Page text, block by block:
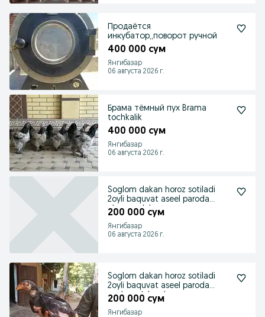
Продаётся
инкубатор,,поворот ручной
400 000 сум
Янгибазар
06 августа 2026 г.
Брама тёмный пух Brama
tochkalik
400 000 сум
Янгибазар
06 августа 2026 г.
Soglom dakan horoz sotiladi
2oyli baquvat aseel paroda
chaqon dakan .
200 000 сум
Янгибазар
06 августа 2026 г.
Soglom dakan horoz sotiladi
2oyli baquvat aseel paroda
soglom dakan ho
200 000 сум
Янгибазар